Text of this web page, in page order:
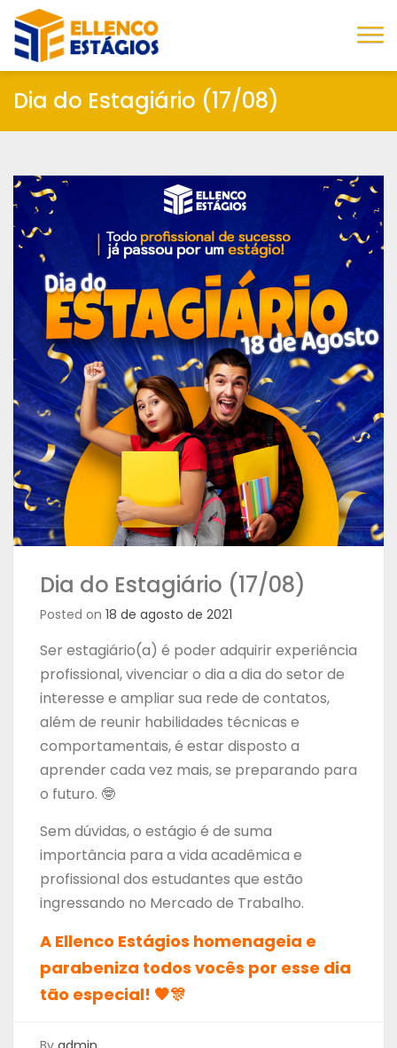
Ellenco
Estágios
Ellenco Estágios
Dia do Estagiário (17/08)
Dia do Estagiário (17/08)
Posted on 18 de agosto de 2021
Ser estagiário(a) é poder adquirir experiência
profissional, vivenciar o dia a dia do setor de
interesse e ampliar sua rede de contatos,
além de reunir habilidades técnicas e
comportamentais, é estar disposto a
aprender cada vez mais, se preparando para
o futuro. 🤓
Sem dúvidas, o estágio é de suma
importância para a vida acadêmica e
profissional dos estudantes que estão
ingressando no Mercado de Trabalho.
A Ellenco Estágios homenageia e
parabeniza todos vocês por esse dia
tão especial! 🧡🎊